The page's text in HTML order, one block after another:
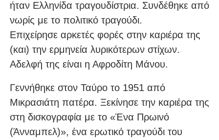
ήταν Ελληνίδα τραγουδίστρια. Συνδέθηκε από
νωρίς με το πολιτικό τραγούδι.
Επιχείρησε αρκετές φορές στην καριέρα της
(και) την ερμηνεία λυρικότερων στίχων.
Αδελφή της είναι η Αφροδίτη Μάνου.
Γεννήθηκε στον Ταύρο το 1951 από
Μικρασιάτη πατέρα. Ξεκίνησε την καριέρα της
στη δισκογραφία με το «Ένα Πρωινό
(Άνναμπελ)», ένα ερωτικό τραγούδι του